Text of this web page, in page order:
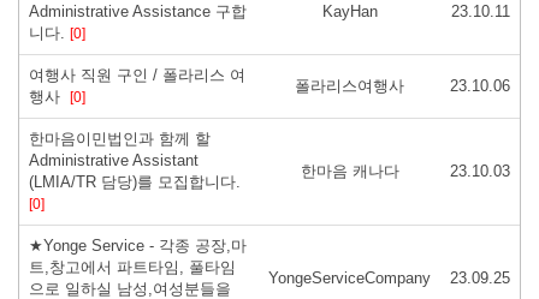
Administrative Assistance 구합
니다. [0]
KayHan 23.10.11
여행사 직원 구인 / 폴라리스 여
행사 [0]
폴라리스여행사 23.10.06
한마음이민법인과 함께 할
Administrative Assistant
(LMIA/TR 담당)를 모집합니다.
[0]
한마음 캐나다 23.10.03
★Yonge Service - 각종 공장,마
트,창고에서 파트타임, 풀타임
으로 일하실 남성,여성분들을
YongeServiceCompany 23.09.25